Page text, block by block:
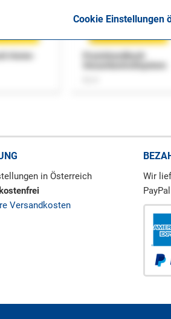
Cookie Einstellungen
Home-
Praxishandbuch
in Österreich
Versandkosten
Wir